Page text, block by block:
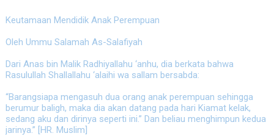
Keutamaan Mendidik Anak Perempuan
Oleh Ummu Salamah As-Salafiyah
Dari Anas bin Malik Radhiyallahu ‘anhu, dia berkata bahwa
Rasulullah Shallallahu ‘alaihi wa sallam bersabda:
“Barangsiapa mengasuh dua orang anak perempuan sehingga
berumur baligh, maka dia akan datang pada hari Kiamat kelak,
sedang aku dan dirinya seperti ini.” Dan beliau menghimpun kedua
jarinya.” [HR. Muslim]